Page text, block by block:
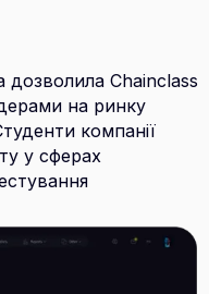
Chainclass
на ринку
компанії
у сферах